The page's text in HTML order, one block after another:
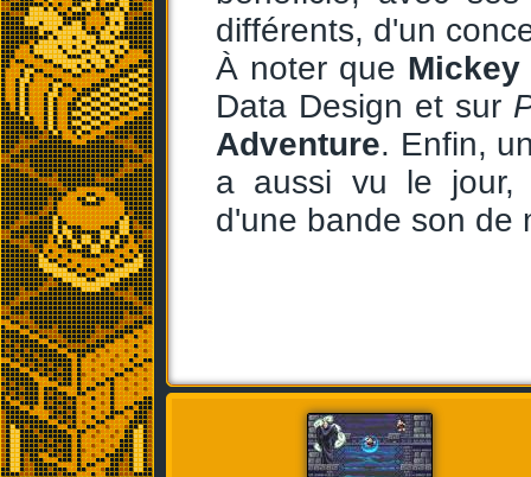
différents, d'un
À noter que Mickey
Data Design et sur
Adventure. Enfin,
a aussi vu le jour,
d'une bande son de